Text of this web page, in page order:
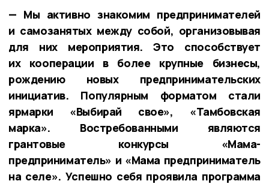
— Мы активно знакомим предпринимателей
и самозанятых между собой, организовывая
для них мероприятия. Это способствует
их кооперации в более крупные бизнесы,
рождению новых предпринимательских
инициатив. Популярным форматом стали
ярмарки «Выбирай свое», «Тамбовская
марка». Востребованными являются
грантовые конкурсы «Мама-
предприниматель» и «Мама предприниматель
на селе». Успешно себя проявила программа